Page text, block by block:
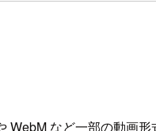
WebM など一部の動画